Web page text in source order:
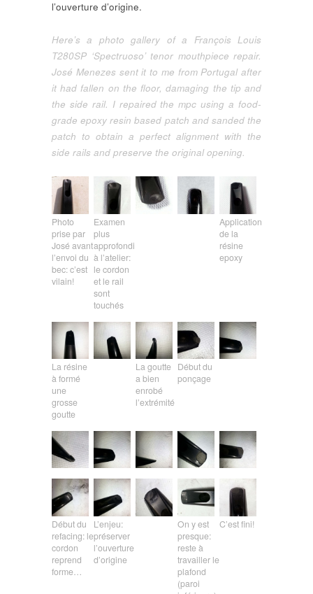
l’ouverture d’origine.
Here’s a photo gallery of a François Louis
T280SP ‘Spectruoso’ tenor mouthpiece repair.
José Menezes sent it to me from Portugal after
it had fallen on the floor, damaging the tip and
the side rail. I repaired the mpc using a food-
grade epoxy resin based patch and sanded the
patch to obtain a perfect alignment with the
side rails and preserve the original opening.
Photo
prise par
José avant
l’envoi du
bec: c’est
vilain!
Examen
plus
approfondi
à l’atelier:
le cordon
et le rail
sont
touchés
Application
de la
résine
epoxy
La résine
à formé
une
grosse
goutte
La goutte
a bien
enrobé
l’extrémité
Début du
ponçage
Début du
refacing: le
cordon
reprend
forme…
L’enjeu:
préserver
l’ouverture
d’origine
On y est
presque:
reste à
travailler le
plafond
(paroi
C’est fini!